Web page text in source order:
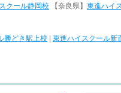
クール静岡校 【奈良県】 東進ハイ
勝どき駅上校 東進ハイスクール新